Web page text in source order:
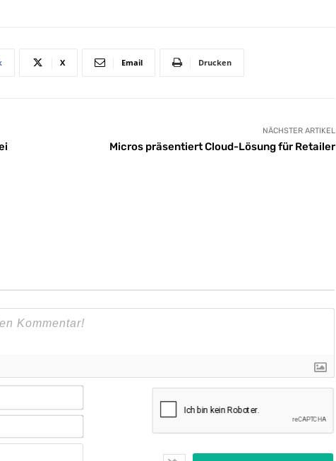
X Email Drucken
NÄCHSTER ARTIKEL
Micros präsentiert Cloud-Lösung für Retailer
Name*
E-